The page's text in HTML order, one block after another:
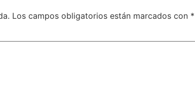
Los campos obligatorios están marcados con *